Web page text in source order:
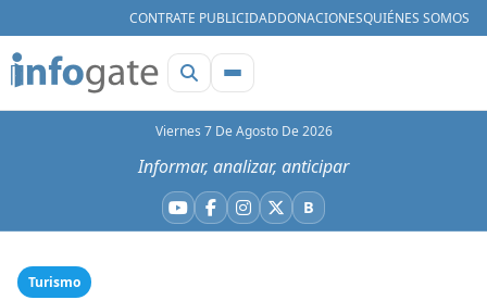
CONTRATE PUBLICIDADDONACIONESQUIÉNES SOMOS
Viernes 7 De Agosto De 2026
Informar, analizar, anticipar
YouTube
Facebook
Instagram
X BBluesky
Turismo